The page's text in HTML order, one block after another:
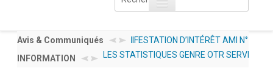
Toggle navigation
Page d'Accueil
Avis & Communiqués
AVIS À MANIFESTATION D’INTÉRÊT AMI N°
001/2026/OTR/CG/PRMP/CGMaP POUR LE RECRUTEMENT
INFORMATION
LES STATISTIQUES GENRE OTR SERVICES